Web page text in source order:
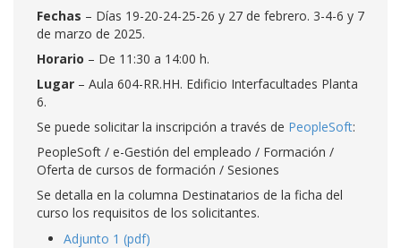
Fechas – Días 19-20-24-25-26 y 27 de febrero. 3-4-6 y 7
de marzo de 2025.
Horario – De 11:30 a 14:00 h.
Lugar – Aula 604-RR.HH. Edificio Interfacultades Planta
6.
Se puede solicitar la inscripción a través de PeopleSoft:
PeopleSoft / e-Gestión del empleado / Formación /
Oferta de cursos de formación / Sesiones
Se detalla en la columna Destinatarios de la ficha del
curso los requisitos de los solicitantes.
Adjunto 1 (pdf)